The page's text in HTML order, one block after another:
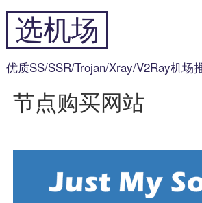
跳
内
容
选机场
优质SS/SSR/Trojan/Xray/V2Ray机场
节点购买网站